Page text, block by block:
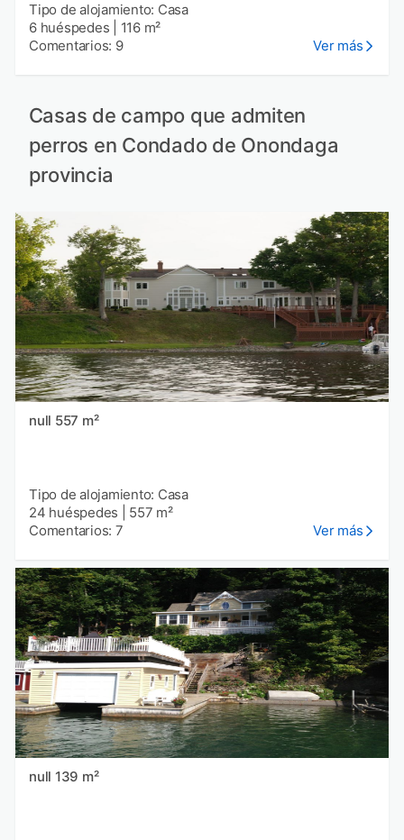
Tipo de alojamiento: Casa
6 huéspedes
116 m²
Comentarios: 9
Ver más
Casas de campo que admiten
perros en Condado de Onondaga
provincia
null 557 m²
Tipo de alojamiento: Casa
24 huéspedes
557 m²
Comentarios: 7
Ver más
null 139 m²